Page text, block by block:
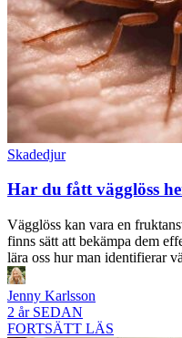
Skadedjur
Har du fått vägglöss
Vägglöss kan vara en
finns sätt att bekämpa dem
lära oss hur man identifierar
Jenny Karlsson
2 år SEDAN
FORTSÄTT LÄS